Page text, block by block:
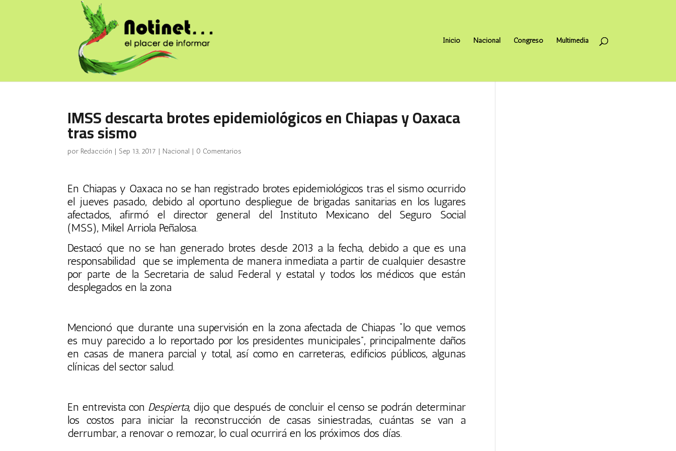
Inicio Nacional Congreso Multimedia
IMSS descarta brotes epidemiológicos en Chiapas y Oaxaca
tras sismo
por Redacción | Sep 13, 2017 | Nacional | 0 Comentarios
En Chiapas y Oaxaca no se han registrado brotes epidemiológicos tras el sismo ocurrido
el jueves pasado, debido al oportuno despliegue de brigadas sanitarias en los lugares
afectados, afirmó el director general del Instituto Mexicano del Seguro Social
(MSS), Mikel Arriola Peñalosa.
Destacó que no se han generado brotes desde 2013 a la fecha, debido a que es una
responsabilidad que se implementa de manera inmediata a partir de cualquier desastre
por parte de la Secretaria de salud Federal y estatal y todos los médicos que están
desplegados en la zona
Mencionó que durante una supervisión en la zona afectada de Chiapas “lo que vemos
es muy parecido a lo reportado por los presidentes municipales”, principalmente daños
en casas de manera parcial y total, así como en carreteras, edificios públicos, algunas
clínicas del sector salud.
En entrevista con Despierta, dijo que después de concluir el censo se podrán determinar
los costos para iniciar la reconstrucción de casas siniestradas, cuántas se van a
derrumbar, a renovar o remozar, lo cual ocurrirá en los próximos dos días.